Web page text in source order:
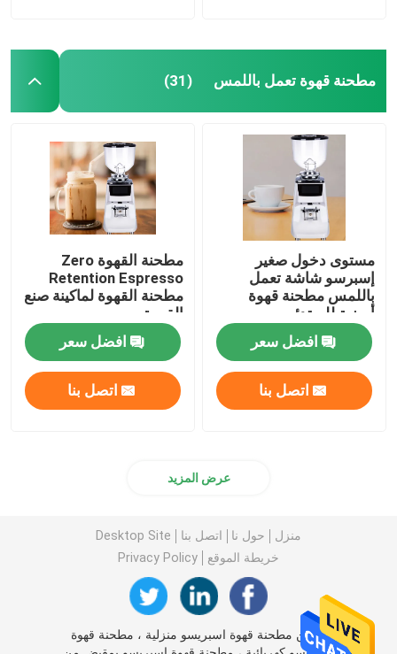
مطحنة قهوة تعمل باللمس (31)
مستوى دخول صغير
إسبرسو شاشة تعمل
باللمس مطحنة قهوة
أرضية للمبتدئين
افضل سعر
اتصل بنا
مطحنة القهوة Zero
Retention Espresso
مطحنة القهوة لماكينة صنع
القهوة
افضل سعر
اتصل بنا
عرض المزيد
منزل حول نا اتصل بنا
Desktop Site
خريطة الموقع
Privacy Policy
الصين مطحنة قهوة اسبريسو منزلية ، مطحنة قهوة